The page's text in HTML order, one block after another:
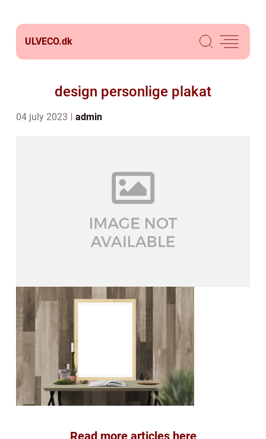
ULVECO.dk
design personlige plakat
04 july 2023 admin
Read more articles here